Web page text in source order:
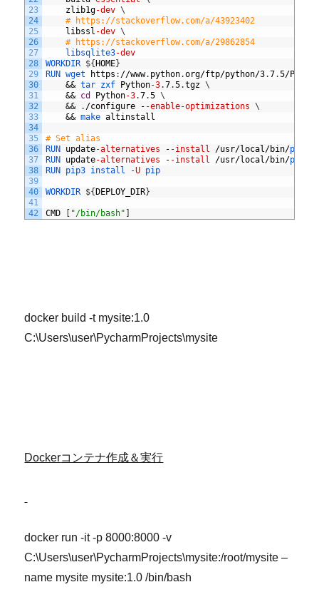
23
24
25
26
27
28
29
30
31
32
33
34
35
36
37
38
39
40
41
42
zlib1g-dev \
# https://stackoverflow.com/a/43923402
libssl -dev \
# https://stackoverflow.com/a/29862854
libsqlite3-dev
WORKDIR ${ HOME}
RUN wget https : //www. python.org/ftp/python/3.7.5/
&& tar zxf Python-3.7.5.tgz \
&& cd Python-3.7.5 \
&&
. /configure - -enable-optimizations
\
&& make altinstall
# Set alias
RUN update-alternatives - -install /usr/local/bin/
RUN update-alternatives - -install /usr/local/bin/pip3
RUN
pip3 install -U pip
WORKDIR ${ DEPLOY_DIR}
CMD "/bin/bash"
docker build -t mysite:1.0
C:\Users\user\PycharmProjects\mysite
Dockerコンテナ作成＆実行
docker run -it -p 8000:8000 -v
C:\Users\user\PycharmProjects\mysite:/root/mysite –
name mysite mysite:1.0 /bin/bash